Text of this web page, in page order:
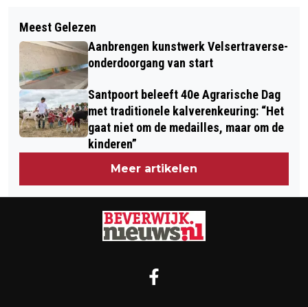
VERMISTE EN GEVONDEN DIEREN
COLUMN VAN DE DAG: MARGA VAN
KOEVERINGE, SHIATSU THERAPEUT,
STELT ZICH VOOR
Meest Gelezen
Aanbrengen kunstwerk Velsertraverse-
onderdoorgang van start
Santpoort beleeft 40e Agrarische Dag
met traditionele kalverenkeuring: “Het
gaat niet om de medailles, maar om de
kinderen”
Meer artikelen